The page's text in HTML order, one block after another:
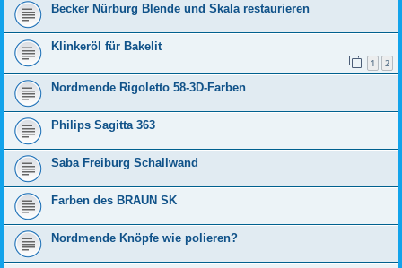
Becker Nürburg Blende und Skala restaurieren
Klinkeröl für Bakelit
1 2
Nordmende Rigoletto 58-3D-Farben
Philips Sagitta 363
Saba Freiburg Schallwand
Farben des BRAUN SK
Nordmende Knöpfe wie polieren?